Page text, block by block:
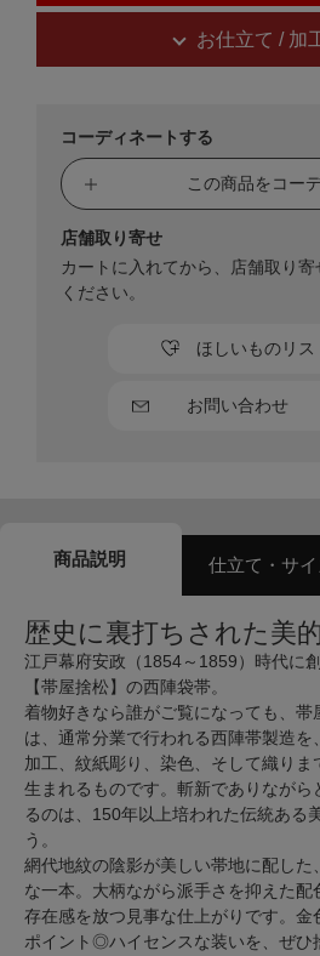
お仕立て / 加
コーディネートする
この商品をコー
お問い合わせ
ほしいものリス
店舗取り寄せ
カートに入れてから、店舗取り
ください。
商品説明 仕立て・サ
歴史に裏打ちされた美
江戸幕府安政（1854～1859）時代に
【帯屋捨松】の西陣袋帯。
着物好きなら誰がご覧になっても、帯
は、通常分業で行われる西陣帯製造を
加工、紋紙彫り、染色、そして織り
生まれるものです。斬新でありながら
るのは、150年以上培われた伝統ある
う。
網代地紋の陰影が美しい帯地に配した
な一本。大柄ながら派手さを抑えた配
存在感を放つ見事な仕上がりです。金
ポイント◎ハイセンスな装いを、ぜひ